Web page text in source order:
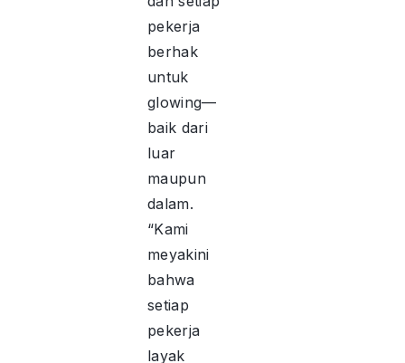
pekerja
berhak
untuk
glowing—
baik dari
luar
maupun
dalam.
“Kami
meyakini
bahwa
setiap
pekerja
layak